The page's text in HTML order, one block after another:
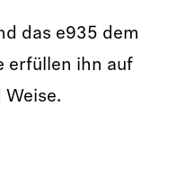
das e935 dem
erfüllen ihn auf